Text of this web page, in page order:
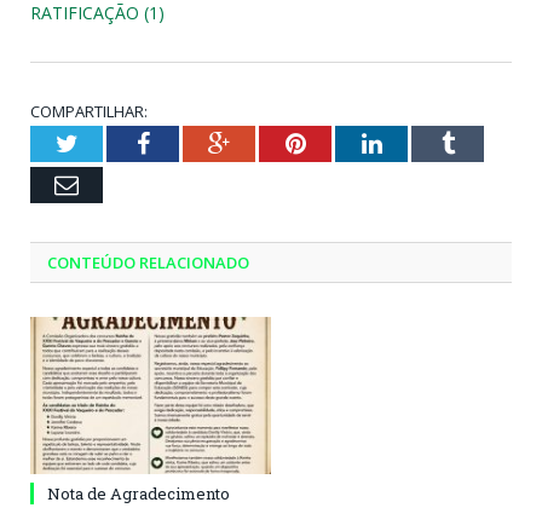
RATIFICAÇÃO (1)
COMPARTILHAR:
TwitterFacebookGoogle+PinterestLinkedInTumblr
Email
CONTEÚDO RELACIONADO
Nota de Agradecimento